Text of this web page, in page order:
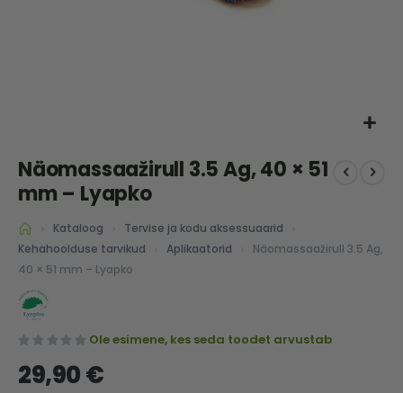
to
the
beginning
of
the
images
Näomassaažirull 3.5 Ag, 40 × 51
mm – Lyapko
Kataloog
Tervise ja kodu aksessuaarid
Kehahoolduse tarvikud
Aplikaatorid
Näomassaažirull 3.5 Ag,
40 × 51 mm – Lyapko
Ole esimene, kes seda toodet arvustab
29,90 €